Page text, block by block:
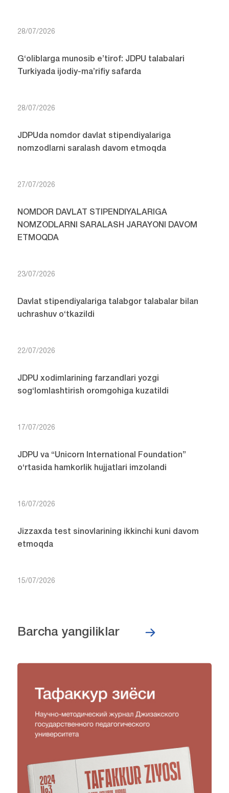
28/07/2026
G‘oliblarga munosib e’tirof: JDPU talabalari
Turkiyada ijodiy-ma’rifiy safarda
28/07/2026
JDPUda nomdor davlat stipendiyalariga
nomzodlarni saralash davom etmoqda
27/07/2026
NOMDOR DAVLAT STIPENDIYALARIGA
NOMZODLARNI SARALASH JARAYONI DAVOM
ETMOQDA
23/07/2026
Davlat stipendiyalariga talabgor talabalar bilan
uchrashuv o‘tkazildi
22/07/2026
JDPU xodimlarining farzandlari yozgi
sog‘lomlashtirish oromgohiga kuzatildi
17/07/2026
JDPU va “Unicorn International Foundation”
o‘rtasida hamkorlik hujjatlari imzolandi
16/07/2026
Jizzaxda test sinovlarining ikkinchi kuni davom
etmoqda
15/07/2026
Barcha yangiliklar